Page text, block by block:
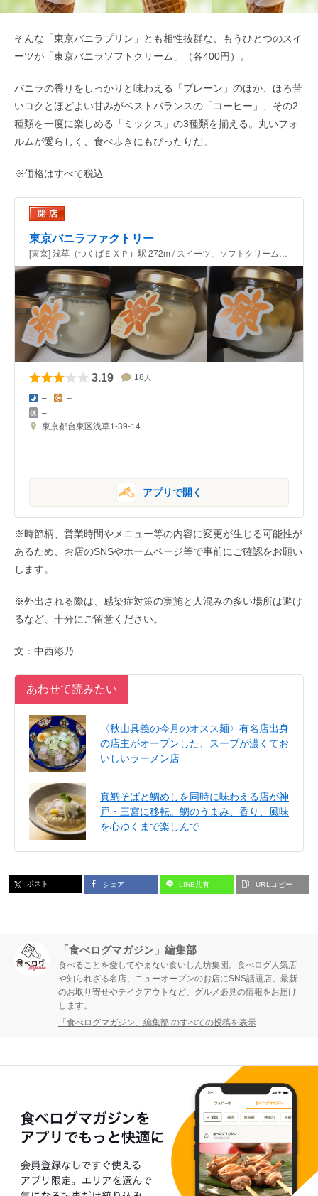
そんな「東京バニラプリン」とも相性抜群な、もうひとつのスイ
ーツが「東京バニラソフトクリーム」（各400円）。
バニラの香りをしっかりと味わえる「プレーン」のほか、ほろ苦
いコクとほどよい甘みがベストバランスの「コーヒー」、その2
種類を一度に楽しめる「ミックス」の3種類を揃える。丸いフォ
ルムが愛らしく、食べ歩きにもぴったりだ。
※価格はすべて税込
東京バニラファクトリー
[東京] 浅草（つくばＥＸＰ）駅 272m / スイーツ、ソフトクリーム、洋菓子
3.19 18 人
– –
–
東京都台東区浅草1-39-14
アプリで開く
※時節柄、営業時間やメニュー等の内容に変更が生じる可能性が
あるため、お店のSNSやホームページ等で事前にご確認をお願い
します。
※外出される際は、感染症対策の実施と人混みの多い場所は避け
るなど、十分にご留意ください。
文：中西彩乃
あわせて読みたい
〈秋山具義の今月のオスス麺〉有名店出身
の店主がオープンした、スープが濃くてお
いしいラーメン店
真鯛そばと鯛めしを同時に味わえる店が神
戸・三宮に移転。鯛のうまみ、香り、風味
を心ゆくまで楽しんで
ポスト シェア LINE共有 URLコピー
「食べログマガジン」編集部
食べることを愛してやまない食いしん坊集団。食べログ人気店
や知られざる名店、ニューオープンのお店にSNS話題店、最新
のお取り寄せやテイクアウトなど、グルメ必見の情報をお届け
します。
「食べログマガジン」編集部 のすべての投稿を表示